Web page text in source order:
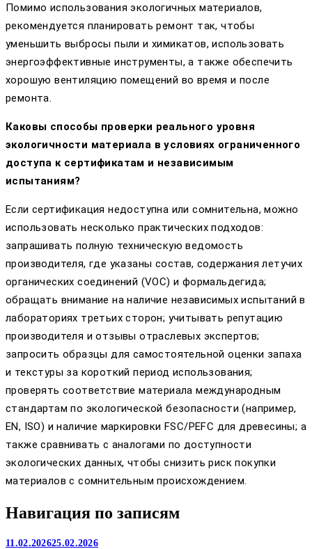
Помимо использования экологичных материалов,
рекомендуется планировать ремонт так, чтобы
уменьшить выбросы пыли и химикатов, использовать
энергоэффективные инструменты, а также обеспечить
хорошую вентиляцию помещений во время и после
ремонта.
Каковы способы проверки реального уровня
экологичности материала в условиях ограниченного
доступа к сертификатам и независимым
испытаниям?
Если сертификация недоступна или сомнительна, можно
использовать несколько практических подходов:
запрашивать полную техническую ведомость
производителя, где указаны состав, содержания летучих
органических соединений (VOC) и формальдегида;
обращать внимание на наличие независимых испытаний в
лабораториях третьих сторон; учитывать репутацию
производителя и отзывы отраслевых экспертов;
запросить образцы для самостоятельной оценки запаха
и текстуры за короткий период использования;
проверять соответствие материала международным
стандартам по экологической безопасности (например,
EN, ISO) и наличие маркировки FSC/PEFC для древесины; а
также сравнивать с аналогами по доступности
экологических данных, чтобы снизить риск покупки
материалов с сомнительным происхождением.
Навигация по записям
11.02.202625.02.2026